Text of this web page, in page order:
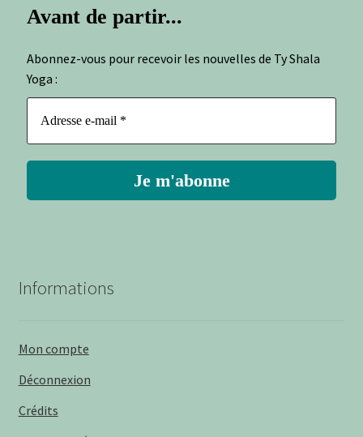
Avant de partir...
Abonnez-vous pour recevoir les nouvelles de Ty Shala
Yoga :
Informations
Mon compte
Déconnexion
Crédits